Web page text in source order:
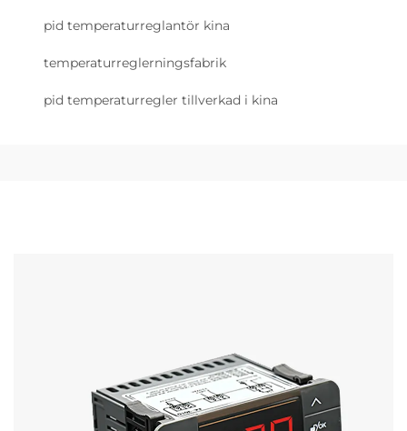
pid temperaturreglantör kina
temperaturreglerningsfabrik
pid temperaturregler tillverkad i kina